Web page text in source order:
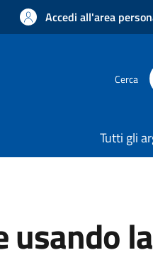
Accedi all'area
Cerca
Tutti gli
usando la